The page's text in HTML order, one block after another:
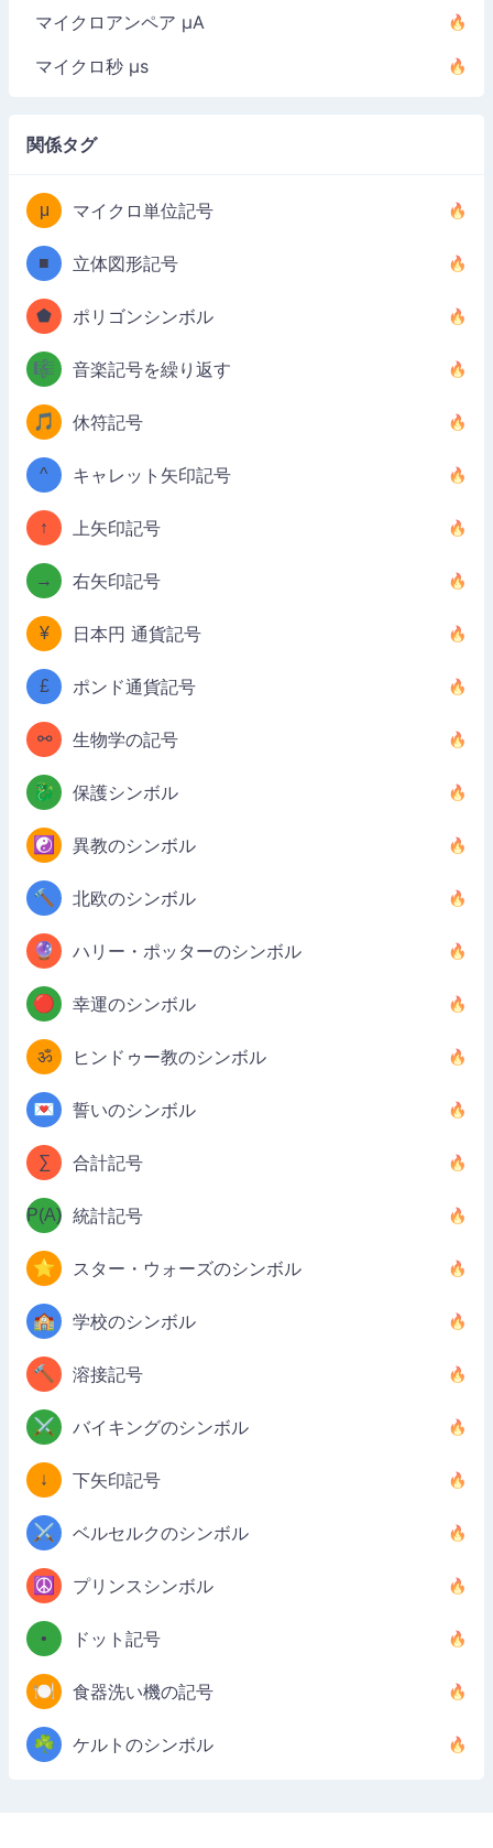
マイクロアンペア µA
マイクロ秒 µs
関係タグ
μ マイクロ単位記号
■ 立体図形記号
⬟ ポリゴンシンボル
🎼 音楽記号を繰り返す
🎵 休符記号
^ キャレット矢印記号
↑ 上矢印記号
→ 右矢印記号
¥ 日本円 通貨記号
£ ポンド通貨記号
⚯ 生物学の記号
🐉 保護シンボル
☯️ 異教のシンボル
🔨 北欧のシンボル
🔮 ハリー・ポッターのシンボル
🔴 幸運のシンボル
ॐ ヒンドゥー教のシンボル
💌 誓いのシンボル
∑ 合計記号
P(A) 統計記号
⭐ スター・ウォーズのシンボル
🏫 学校のシンボル
🔨 溶接記号
⚔️ バイキングのシンボル
↓ 下矢印記号
⚔️ ベルセルクのシンボル
☮️ プリンスシンボル
• ドット記号
🍽️ 食器洗い機の記号
☘️ ケルトのシンボル